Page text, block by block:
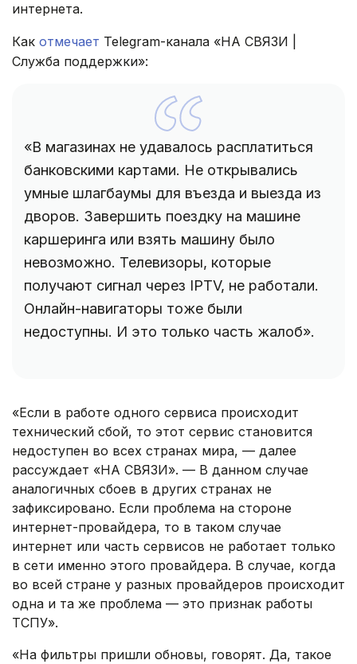
интернета.
Как отмечает Telegram-канала «НА СВЯЗИ |
Служба поддержки»:
«В магазинах не удавалось расплатиться
банковскими картами. Не открывались
умные шлагбаумы для въезда и выезда из
дворов. Завершить поездку на машине
каршеринга или взять машину было
невозможно. Телевизоры, которые
получают сигнал через IPTV, не работали.
Онлайн-навигаторы тоже были
недоступны. И это только часть жалоб».
«Если в работе одного сервиса происходит
технический сбой, то этот сервис становится
недоступен во всех странах мира, — далее
рассуждает «НА СВЯЗИ». — В данном случае
аналогичных сбоев в других странах не
зафиксировано. Если проблема на стороне
интернет-провайдера, то в таком случае
интернет или часть сервисов не работает только
в сети именно этого провайдера. В случае, когда
во всей стране у разных провайдеров происходит
одна и та же проблема — это признак работы
ТСПУ».
«На фильтры пришли обновы, говорят. Да, такое